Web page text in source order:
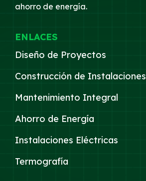
ahorro de energía.
ENLACES
Diseño de Proyectos
Construcción de Instalaciones
Mantenimiento Integral
Ahorro de Energía
Instalaciones Eléctricas
Termografía